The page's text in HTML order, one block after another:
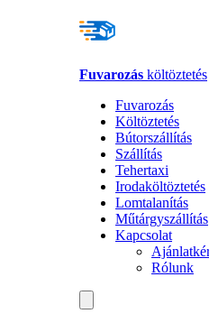
Fuvarozás költöztetés
Fuvarozás
Költöztetés
Bútorszállítás
Szállítás
Tehertaxi
Irodaköltöztetés
Lomtalanítás
Műtárgyszállítás
Kapcsolat
Rólunk